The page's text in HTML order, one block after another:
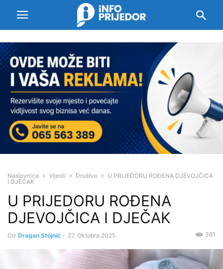
Naslovnica Vijesti Društvo
U PRIJEDORU ROĐENA DJEVOJČICA
I DJEČAK
U PRIJEDORU ROĐENA
DJEVOJČICA I DJEČAK
Od Dragan Stojnić - 27. Oktobra 2025. 361